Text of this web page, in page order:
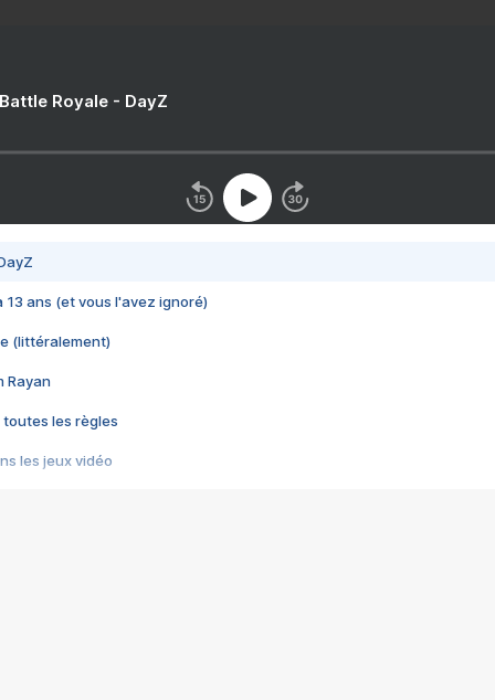
Royale - DayZ
13 ans (et vous l'avez ignoré)
(littéralement)
Rayan
toutes les règles
les jeux vidéo